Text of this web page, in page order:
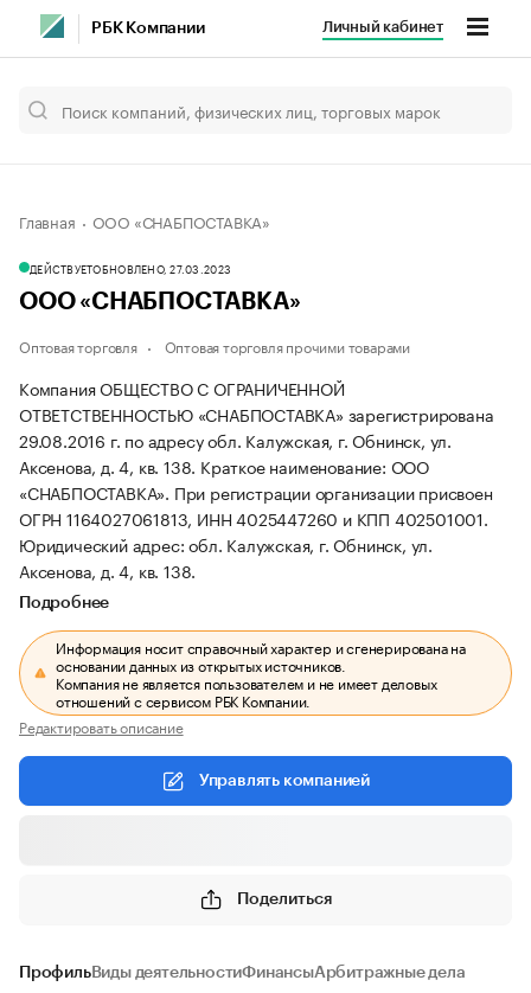
РБК Компании Личный кабинет
Главная ООО «СНАБПОСТАВКА»
ДЕЙСТВУЕТОБНОВЛЕНО, 27.03.2023
ООО «СНАБПОСТАВКА»
Оптовая торговля Оптовая торговля прочими товарами
Компания ОБЩЕСТВО С ОГРАНИЧЕННОЙ
ОТВЕТСТВЕННОСТЬЮ «СНАБПОСТАВКА» зарегистрирована
29.08.2016 г. по адресу обл. Калужская, г. Обнинск, ул.
Аксенова, д. 4, кв. 138. Краткое наименование: ООО
«СНАБПОСТАВКА». При регистрации организации присвоен
ОГРН 1164027061813, ИНН 4025447260 и КПП 402501001.
Юридический адрес: обл. Калужская, г. Обнинск, ул.
Аксенова, д. 4, кв. 138.
Подробнее
Информация носит справочный характер и сгенерирована на
основании данных из открытых источников.
Компания не является пользователем и не имеет деловых
отношений с сервисом РБК Компании.
Редактировать описание
Управлять компанией
Поделиться
ПрофильВиды деятельностиФинансыАрбитражные дела